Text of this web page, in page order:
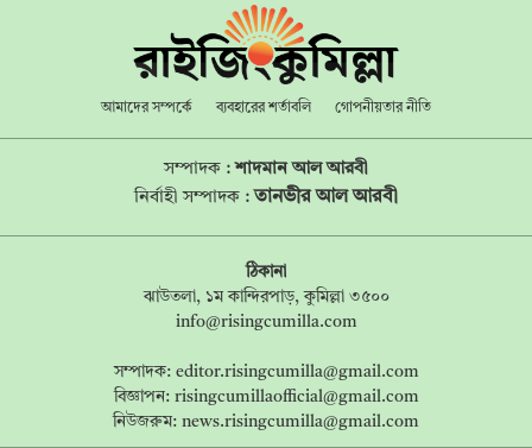
আমাদের সম্পর্কে ব্যবহারের শর্তাবলি গোপনীয়তার নীতি
সম্পাদক :শাদমান আল আরবী
নির্বাহী সম্পাদক : তানভীর আল আরবী
ঠিকানা
ঝাউতলা, ১ম কান্দিরপাড়, কুমিল্লা ৩৫০০
info@risingcumilla.com
সম্পাদক: editor.risingcumilla@gmail.com
বিজ্ঞাপন: risingcumillaofficial@gmail.com
নিউজরুম: news.risingcumilla@gmail.com